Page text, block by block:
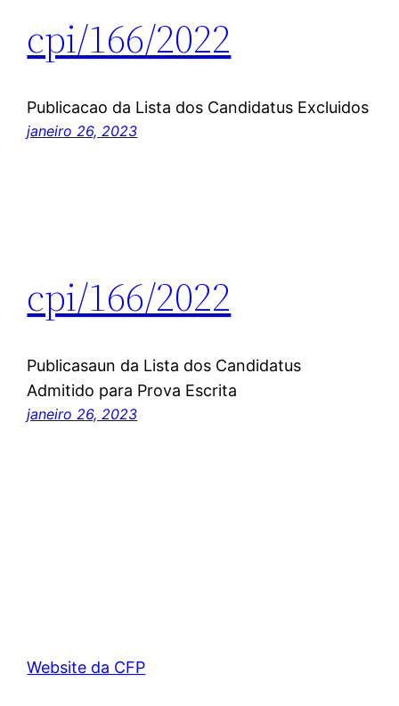
cpi/166/2022
Publicacao da Lista dos Candidatus Excluidos
janeiro 26, 2023
cpi/166/2022
Publicasaun da Lista dos Candidatus
Admitido para Prova Escrita
janeiro 26, 2023
Website da CFP